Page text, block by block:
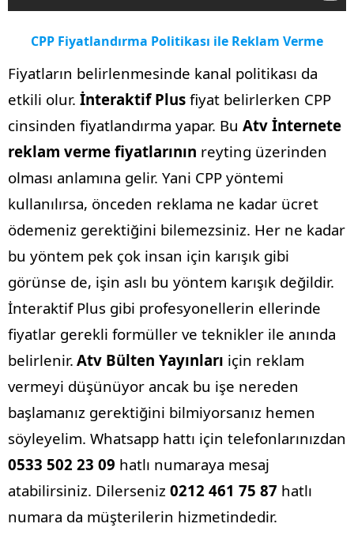
CPP Fiyatlandırma Politikası ile Reklam Verme
Fiyatların belirlenmesinde kanal politikası da
etkili olur. İnteraktif Plus fiyat belirlerken CPP
cinsinden fiyatlandırma yapar. Bu Atv İnternete
reklam verme fiyatlarının reyting üzerinden
olması anlamına gelir. Yani CPP yöntemi
kullanılırsa, önceden reklama ne kadar ücret
ödemeniz gerektiğini bilemezsiniz. Her ne kadar
bu yöntem pek çok insan için karışık gibi
görünse de, işin aslı bu yöntem karışık değildir.
İnteraktif Plus gibi profesyonellerin ellerinde
fiyatlar gerekli formüller ve teknikler ile anında
belirlenir. Atv Bülten Yayınları için reklam
vermeyi düşünüyor ancak bu işe nereden
başlamanız gerektiğini bilmiyorsanız hemen
söyleyelim. Whatsapp hattı için telefonlarınızdan
0533 502 23 09 hatlı numaraya mesaj
atabilirsiniz. Dilerseniz 0212 461 75 87 hatlı
numara da müşterilerin hizmetindedir.